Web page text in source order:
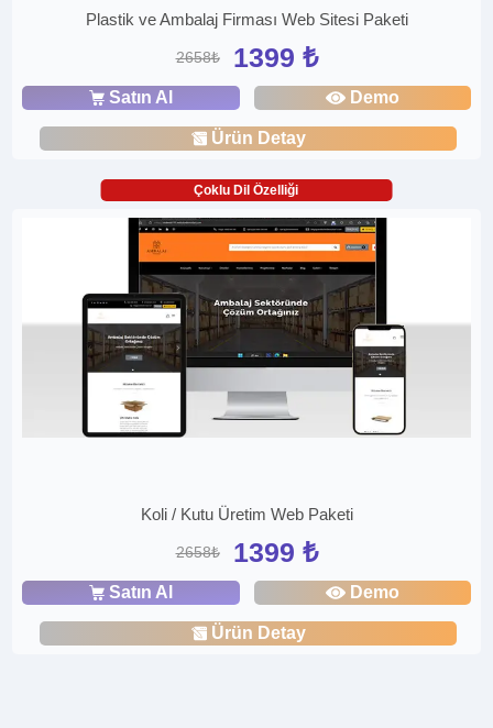
Plastik ve Ambalaj Firması Web Sitesi Paketi
2658₺ 1399 ₺
Satın Al Demo
Ürün Detay
Çoklu Dil Özelliği
Koli / Kutu Üretim Web Paketi
2658₺ 1399 ₺
Satın Al Demo
Ürün Detay